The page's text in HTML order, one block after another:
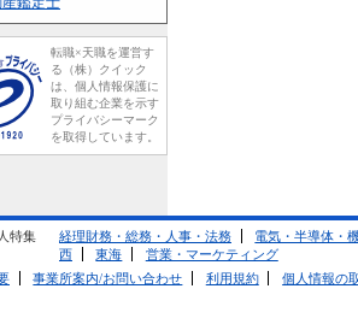
転職×天職を運営す
る（株）クイック
は、個人情報保護に
取り組む企業を示す
プライバシーマーク
を取得しています。
特集 経理財務・総務・人事・法務
電気・半導体・
西
東海
営業・マーケティング
事業所案内/お問い合わせ 利用規約 個人情報の